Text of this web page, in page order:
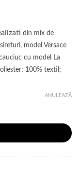
din mix de
model Versace
cu model La
100% textil;
ANULEAZĂ